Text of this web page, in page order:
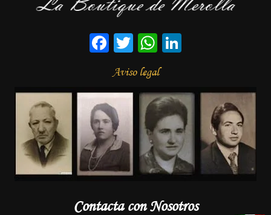
Facebook
TwitterWhatsApp
Aviso legal
Contacta con Nosotros